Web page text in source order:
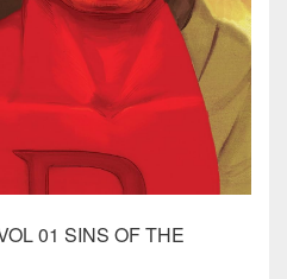
01 SINS OF THE